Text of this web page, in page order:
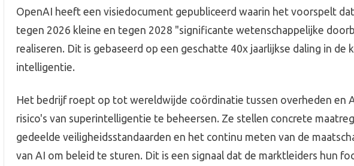
OpenAI heeft een visiedocument gepubliceerd waarin het voorspelt
tegen 2026 kleine en tegen 2028 "significante wetenschappelijke
realiseren. Dit is gebaseerd op een geschatte 40x jaarlijkse daling in de
intelligentie.
Het bedrijf roept op tot wereldwijde coördinatie tussen overheden en
risico's van superintelligentie te beheersen. Ze stellen concrete
gedeelde veiligheidsstandaarden en het continu meten van de
van AI om beleid te sturen. Dit is een signaal dat de marktleiders hun